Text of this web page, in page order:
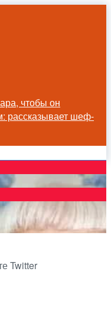
чтобы он
рассказывает шеф-
Twitter